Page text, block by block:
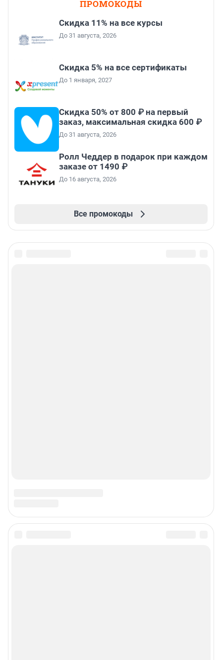
ПРОМОКОДЫ
Скидка 11% на все курсы
До 31 августа, 2026
Скидка 5% на все сертификаты
До 1 января, 2027
Скидка 50% от 800 ₽ на первый
заказ, максимальная скидка 600 ₽
До 31 августа, 2026
Ролл Чеддер в подарок при каждом
заказе от 1490 ₽
До 16 августа, 2026
Все промокоды